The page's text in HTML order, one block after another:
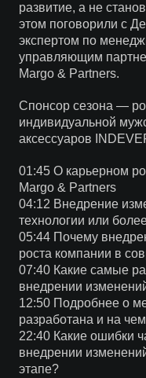
развитие, а не
этом поговорили с
экспертом по
управляющим
Margo & Partners.
Спонсор сезона —
индивидуальной
аксессуаров
01:45 О карьерном
Margo & Partners
04:12 Внедрение
технологии или
05:44 Почему
роста компании в
07:40 Какие самые
внедрении
12:50 Подробнее о
разработана и на
22:40 Какие ошибки
внедрении
этапе?